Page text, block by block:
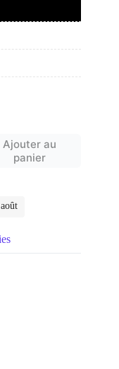
Ajouter au
panier